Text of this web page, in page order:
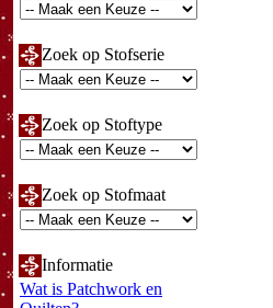
Zoek op Stofserie
Zoek op Stoftype
Zoek op Stofmaat
Informatie
Wat is Patchwork en